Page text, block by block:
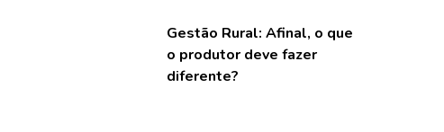
Gestão Rural: Afinal, o que
o produtor deve fazer
diferente?